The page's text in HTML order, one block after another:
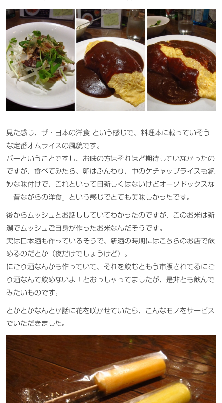
見た感じ、ザ・日本の洋食 という感じで、料理本に載っていそう
な定番オムライスの風貌です。
バーということですし、お味の方はそれほど期待していなかったの
ですが、食べてみたら、卵はふんわり、中のケチャップライスも絶
妙な味付けで、これといって目新しくはないけどオーソドックスな
「昔ながらの洋食」という感じでとても美味しかったです。
後からムッシュとお話ししていてわかったのですが、このお米は新
潟でムッシュご自身が作ったお米なんだそうです。
実は日本酒も作っているそうで、新酒の時期にはこちらのお店で飲
めるのだとか（夜だけでしょうけど）。
にごり酒なんかも作っていて、それを飲むともう市販されてるにご
り酒なんて飲めないよ！とおっしゃってましたが、是非とも飲んで
みたいものです。
とかとかなんとか話に花を咲かせていたら、こんなモノをサービス
でいただきました。